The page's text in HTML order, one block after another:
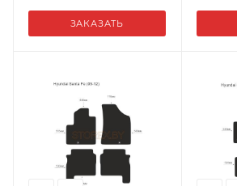
ЗАКАЗАТЬ